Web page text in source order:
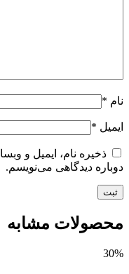
*
*
ذخیره نام، ایمیل و
دیدگاهی می‌نویسم.
مشابه